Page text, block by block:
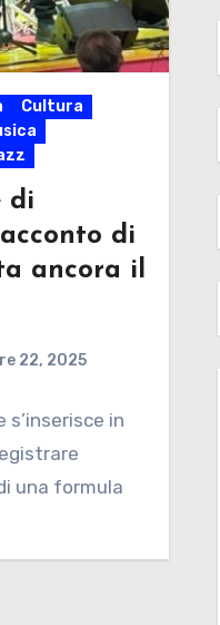
Cultura
di
di
ancora il
22, 2025
s’inserisce in
una formula